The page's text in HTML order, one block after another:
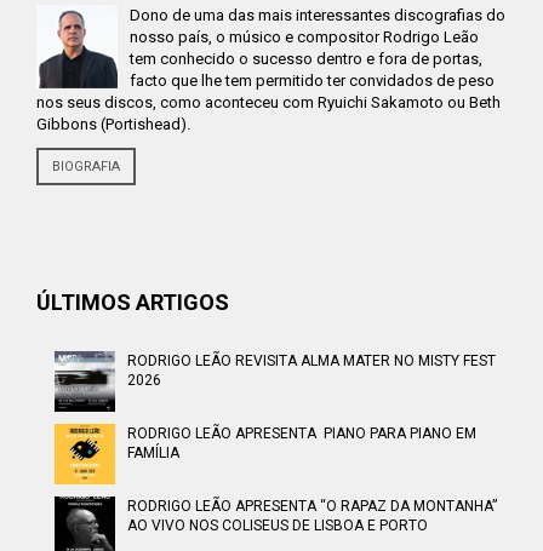
Dono de uma das mais interessantes discografias do
nosso país, o músico e compositor Rodrigo Leão
tem conhecido o sucesso dentro e fora de portas,
facto que lhe tem permitido ter convidados de peso
nos seus discos, como aconteceu com Ryuichi Sakamoto ou Beth
Gibbons (Portishead).
BIOGRAFIA
ÚLTIMOS ARTIGOS
RODRIGO LEÃO REVISITA ALMA MATER NO MISTY FEST
2026
RODRIGO LEÃO APRESENTA PIANO PARA PIANO EM
FAMÍLIA
RODRIGO LEÃO APRESENTA “O RAPAZ DA MONTANHA”
AO VIVO NOS COLISEUS DE LISBOA E PORTO